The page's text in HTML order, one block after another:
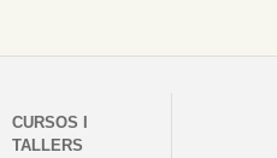
CURSOS I
TALLERS